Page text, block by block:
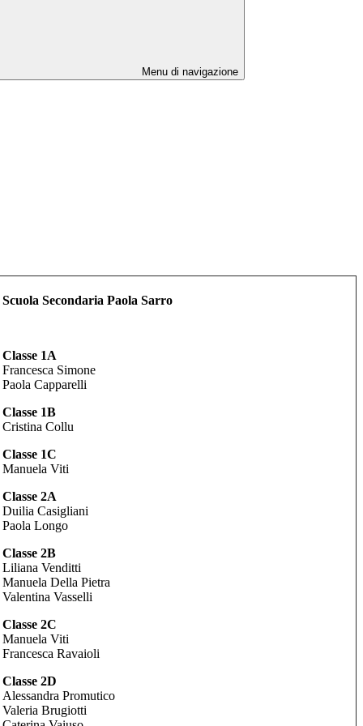
Menu di navigazione
Scuola Secondaria Paola Sarro
Classe 1A
Francesca Simone
Paola Capparelli
Classe 1B
Cristina Collu
Classe 1C
Manuela Viti
Classe 2A
Duilia Casigliani
Paola Longo
Classe 2B
Liliana Venditti
Manuela Della Pietra
Valentina Vasselli
Classe 2C
Manuela Viti
Francesca Ravaioli
Classe 2D
Alessandra Promutico
Valeria Brugiotti